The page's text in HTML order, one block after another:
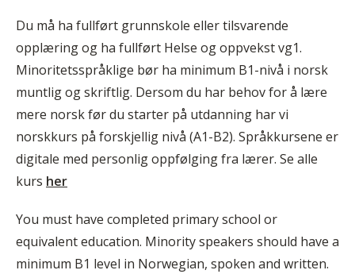
Du må ha fullført grunnskole eller tilsvarende
opplæring og ha fullført Helse og oppvekst vg1.
Minoritetsspråklige bør ha minimum B1-nivå i norsk
muntlig og skriftlig. Dersom du har behov for å lære
mere norsk før du starter på utdanning har vi
norskkurs på forskjellig nivå (A1-B2). Språkkursene er
digitale med personlig oppfølging fra lærer. Se alle
kurs her
You must have completed primary school or
equivalent education. Minority speakers should have a
minimum B1 level in Norwegian, spoken and written.